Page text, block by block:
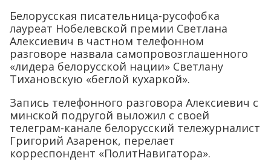
Белорусская писательница-русофобка
лауреат Нобелевской премии Светлана
Алексиевич в частном телефонном
разговоре назвала самопровозглашенного
«лидера белорусской нации» Светлану
Тихановскую «беглой кухаркой».
Запись телефонного разговора Алексиевич с
минской подругой выложил с своей
телеграм-канале белорусский тележурналист
Григорий Азаренок, перелает
корреспондент «ПолитНавигатора».